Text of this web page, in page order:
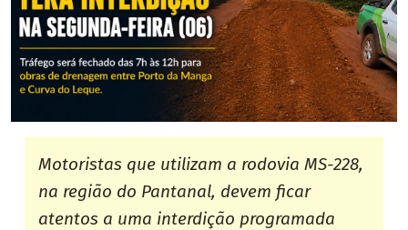
Motoristas que utilizam a rodovia MS-228,
na região do Pantanal, devem ficar
atentos a uma interdição programada